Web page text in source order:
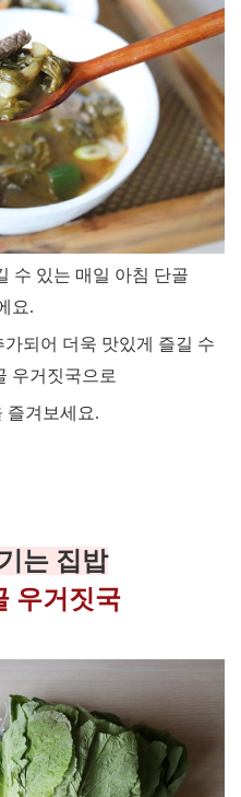
수 있는 매일 아침 단골
요.
되어 더욱 맛있게 즐길 수
우거짓국으로
즐겨보세요.
는 집밥
우거짓국